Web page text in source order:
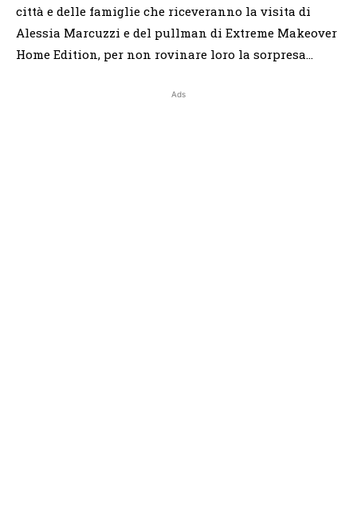
città e delle famiglie che riceveranno la visita di
Alessia Marcuzzi e del pullman di Extreme Makeover
Home Edition, per non rovinare loro la sorpresa…
Ads